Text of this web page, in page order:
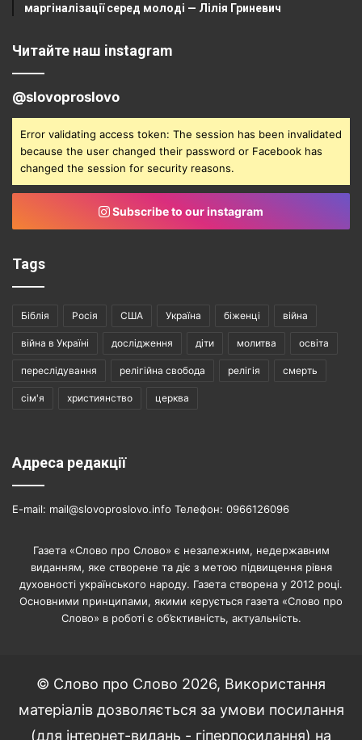
маргіналізації серед молоді — Лілія Гриневич
Читайте наш instagram
@slovoproslovo
Error validating access token: The session has been invalidated
because the user changed their password or Facebook has
changed the session for security reasons.
Subscribe to our instagram
Tags
Біблія Росія США Україна біженці війна
війна в Україні дослідження діти молитва освіта
переслідування релігійна свобода релігія смерть
сім'я християнство церква
Адреса редакції
E-mail: mail@slovoproslovo.info Телефон: 0966126096
Газета «Слово про Слово» є незалежним, недержавним
виданням, яке створене та діє з метою підвищення рівня
духовності українського народу. Газета створена у 2012 році.
Основними принципами, якими керується газета «Слово про
Слово» в роботі є об’єктивність, актуальність.
© Слово про Слово 2026, Використання
матеріалів дозволяється за умови посилання
(для інтернет-видань - гіперпосилання) на